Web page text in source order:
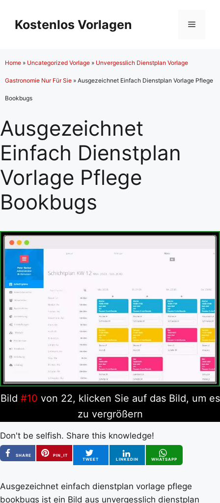
Inhalt
springen
Kostenlos Vorlagen Menü
Home » Uncategorized Vorlage » Unvergesslich Dienstplan Vorlage
Gastronomie Nur Für Sie » Ausgezeichnet Einfach Dienstplan Vorlage Pflege
Bookbugs
Ausgezeichnet
Einfach Dienstplan
Vorlage Pflege
Bookbugs
Bild #10 von 22, klicken Sie auf das Bild, um es
zu vergrößern
Don't be selfish. Share this knowledge!
SHARE
PIN_IT
TWEET
LINKEDIN WHATSAPP
Ausgezeichnet einfach dienstplan vorlage pflege
bookbugs ist ein Bild aus unvergesslich dienstplan